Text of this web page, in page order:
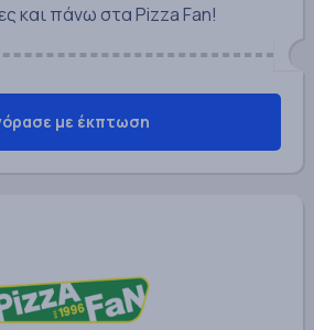
και πάνω στα Pizza Fan!
με έκπτωση